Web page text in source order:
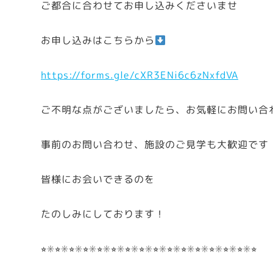
ご都合に合わせてお申し込みくださいませ
お申し込みはこちらから
https://forms.gle/cXR3ENi6c6zNxfdVA
ご不明な点がございましたら、お気軽にお問い合
事前のお問い合わせ、施設のご見学も大歓迎です
皆様にお会いできるのを
たのしみにしております！
⭐︎✳︎⭐︎✳︎⭐︎✳︎⭐︎✳︎⭐︎✳︎⭐︎✳︎⭐︎✳︎⭐︎✳︎⭐︎✳︎⭐︎✳︎⭐︎✳︎⭐︎✳︎⭐︎✳︎⭐︎✳︎⭐︎✳︎⭐︎